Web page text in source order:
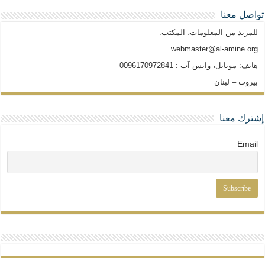
تواصل معنا
للمزيد من المعلومات، المكتب:
webmaster@al-amine.org
هاتف: موبايل، واتس آب : 0096170972841
بيروت – لبنان
إشترك معنا
Email